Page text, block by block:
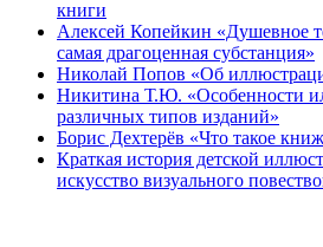
книги
Алексей Копейкин «Душевное
самая драгоценная субстанция»
Николай Попов «Об
Никитина Т.Ю. «Особенности
различных типов изданий»
Борис Дехтерёв «Что такое
Краткая история детской
искусство визуального